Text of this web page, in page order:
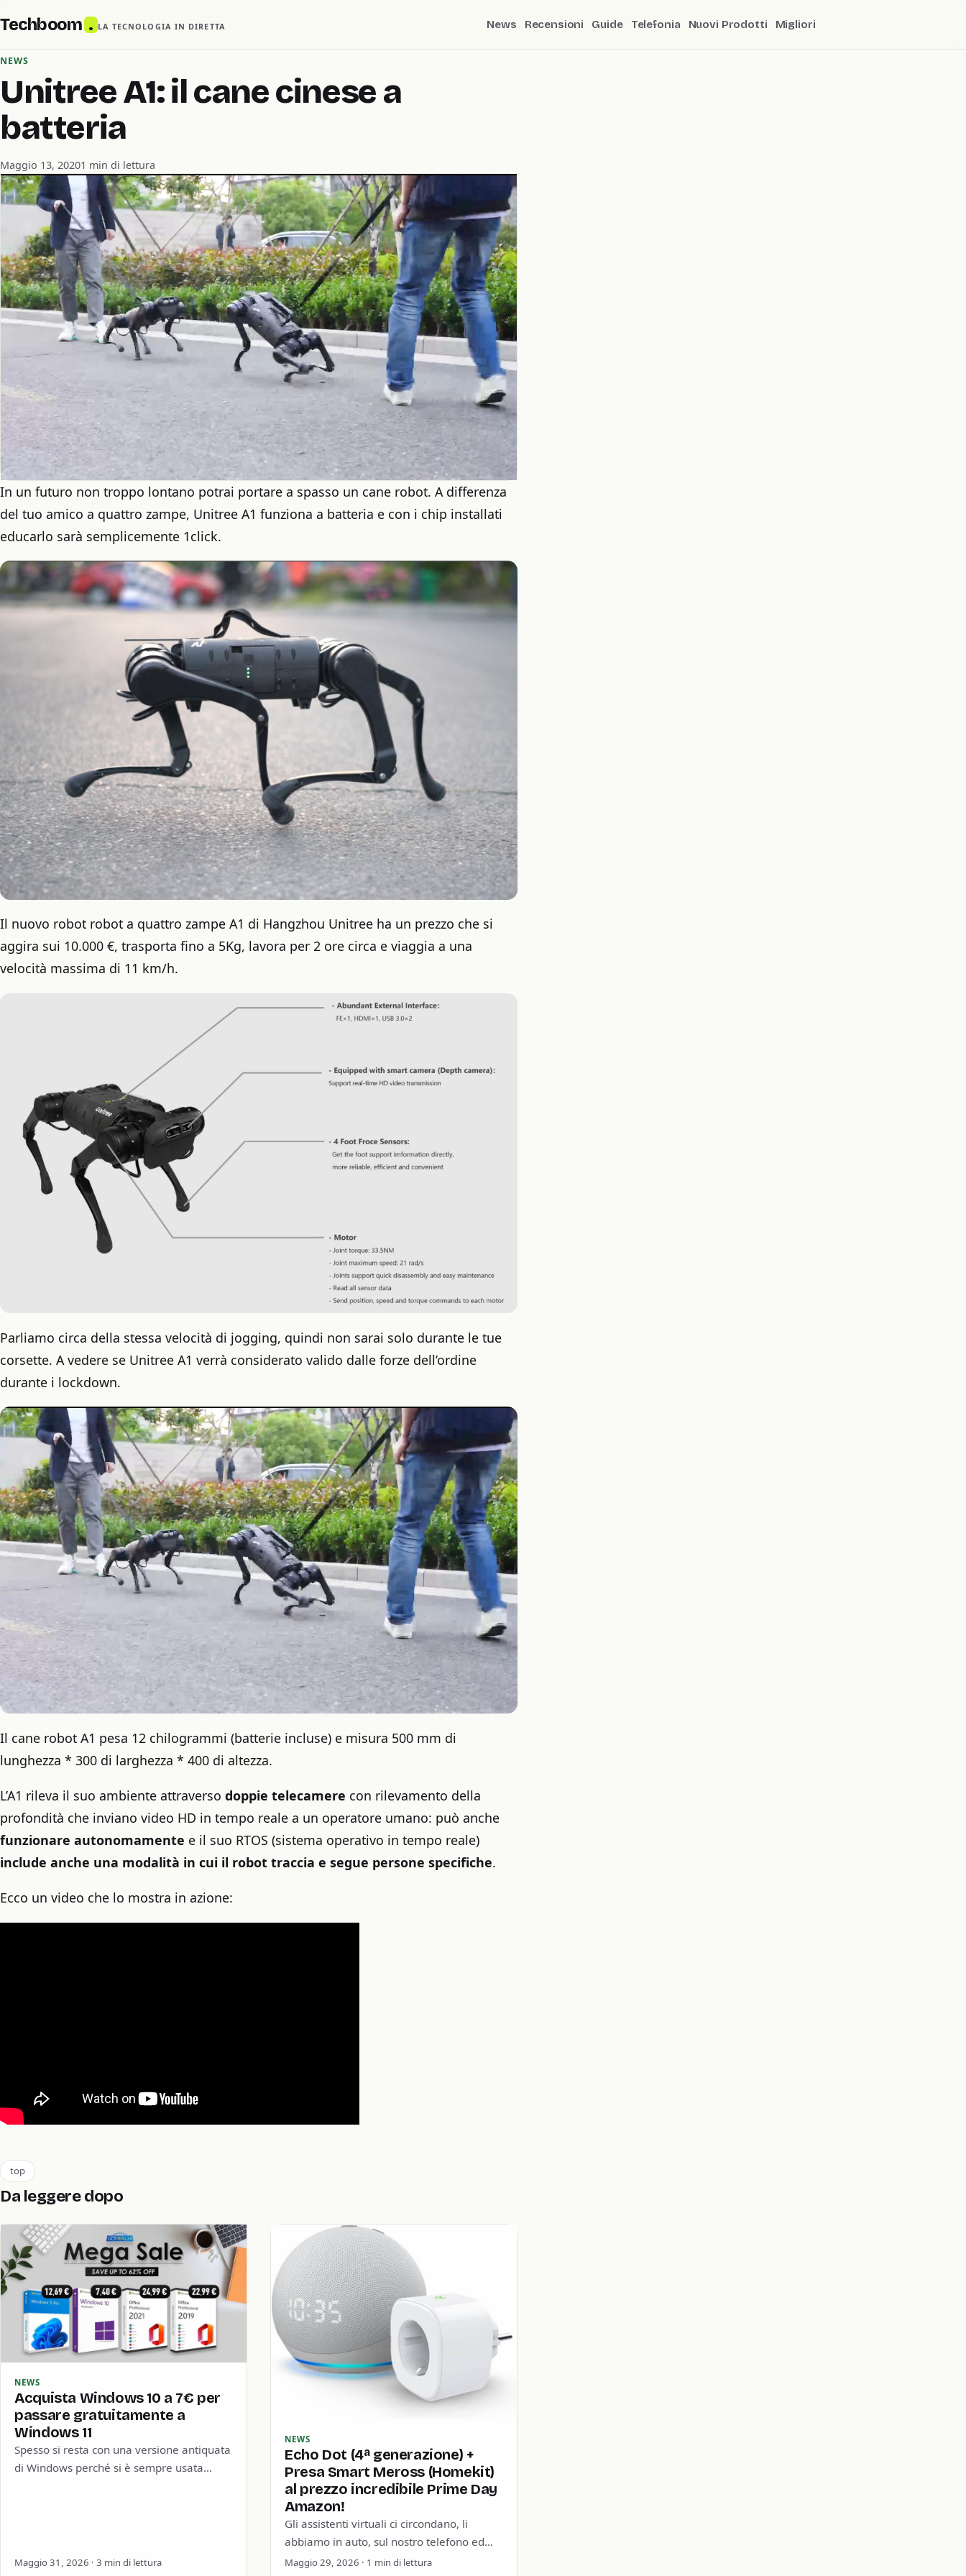
Techboom . LA TECNOLOGIA IN DIRETTA News Recensioni Guide Telefonia Nuovi Prodotti Migliori
NEWS
Unitree A1: il cane cinese a
batteria
Maggio 13, 20201 min di lettura
In un futuro non troppo lontano potrai portare a spasso un cane robot. A differenza
del tuo amico a quattro zampe, Unitree A1 funziona a batteria e con i chip installati
educarlo sarà semplicemente 1click.
Il nuovo robot robot a quattro zampe A1 di Hangzhou Unitree ha un prezzo che si
aggira sui 10.000 €, trasporta fino a 5Kg, lavora per 2 ore circa e viaggia a una
velocità massima di 11 km/h.
Parliamo circa della stessa velocità di jogging, quindi non sarai solo durante le tue
corsette. A vedere se Unitree A1 verrà considerato valido dalle forze dell’ordine
durante i lockdown.
Il cane robot A1 pesa 12 chilogrammi (batterie incluse) e misura 500 mm di
lunghezza * 300 di larghezza * 400 di altezza.
L’A1 rileva il suo ambiente attraverso doppie telecamere con rilevamento della
profondità che inviano video HD in tempo reale a un operatore umano: può anche
funzionare autonomamente e il suo RTOS (sistema operativo in tempo reale)
include anche una modalità in cui il robot traccia e segue persone specifiche.
Ecco un video che lo mostra in azione:
top
Da leggere dopo
NEWS
Acquista Windows 10 a 7€ per
passare gratuitamente a
Windows 11
Spesso si resta con una versione antiquata
di Windows perché si è sempre usata
Maggio 31, 2026 · 3 min di lettura
NEWS
Echo Dot (4ª generazione) +
Presa Smart Meross (Homekit)
al prezzo incredibile Prime Day
Amazon!
Gli assistenti virtuali ci circondano, li
abbiamo in auto, sul nostro telefono ed
anche a casa. Che sia un Google Home,
Maggio 29, 2026 · 1 min di lettura